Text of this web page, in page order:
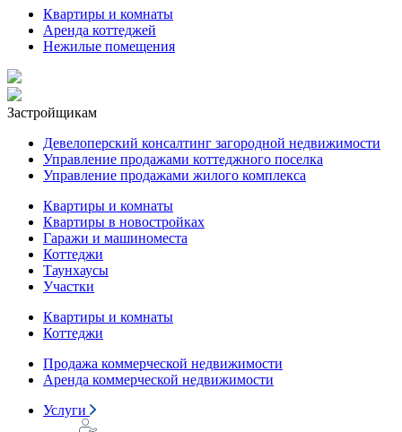
Квартиры и комнаты
Аренда коттеджей
Нежилые помещения
Застройщикам
Девелоперский консалтинг загородной недвижимости
Управление продажами коттеджного поселка
Управление продажами жилого комплекса
Квартиры и комнаты
Квартиры в новостройках
Гаражи и машиноместа
Коттеджи
Таунхаусы
Участки
Квартиры и комнаты
Коттеджи
Продажа коммерческой недвижимости
Аренда коммерческой недвижимости
Услуги